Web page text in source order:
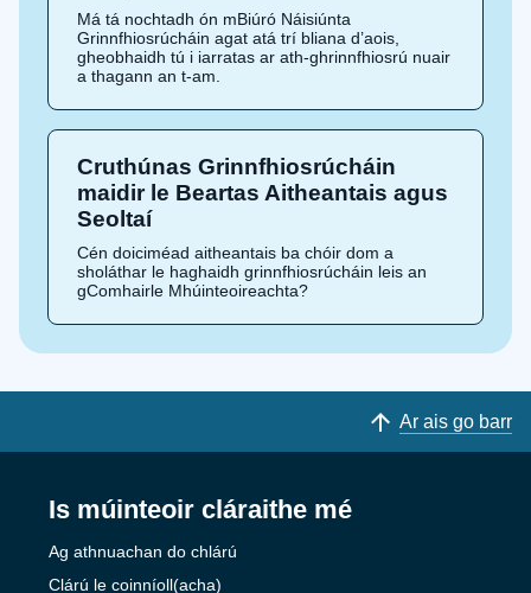
Má tá nochtadh ón mBiúró Náisiúnta
Grinnfhiosrúcháin agat atá trí bliana d’aois,
gheobhaidh tú i iarratas ar ath-ghrinnfhiosrú nuair
a thagann an t-am.
Cruthúnas Grinnfhiosrúcháin
maidir le Beartas Aitheantais agus
Seoltaí
Cén doiciméad aitheantais ba chóir dom a
sholáthar le haghaidh grinnfhiosrúcháin leis an
gComhairle Mhúinteoireachta?
Ar ais go barr
Is múinteoir cláraithe mé
Ag athnuachan do chlárú
Clárú le coinníoll(acha)